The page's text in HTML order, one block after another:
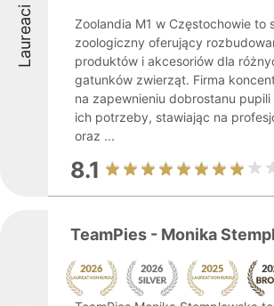
Laureaci
Zoolandia M1 w Częstochowie to
zoologiczny oferujący
produktów i akcesoriów dla
gatunków zwierząt. Firma
na zapewnieniu dobrostanu
ich potrzeby, stawiając na
oraz ...
8.1
TeamPies - Monika